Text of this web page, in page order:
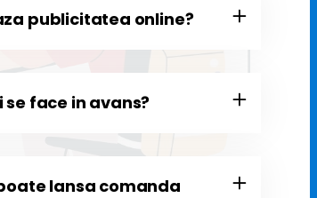
publicitatea online?
face in avans?
lansa comanda